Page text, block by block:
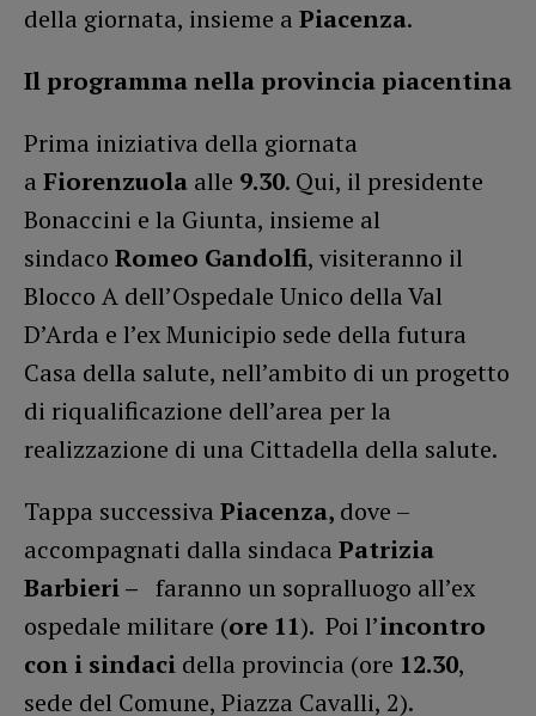
della giornata, insieme a Piacenza.
Il programma nella provincia piacentina
Prima iniziativa della giornata
a Fiorenzuola alle 9.30. Qui, il presidente
Bonaccini e la Giunta, insieme al
sindaco Romeo Gandolfi, visiteranno il
Blocco A dell’Ospedale Unico della Val
D’Arda e l’ex Municipio sede della futura
Casa della salute, nell’ambito di un progetto
di riqualificazione dell’area per la
realizzazione di una Cittadella della salute.
Tappa successiva Piacenza, dove –
accompagnati dalla sindaca Patrizia
Barbieri – faranno un sopralluogo all’ex
ospedale militare (ore 11). Poi l’incontro
con i sindaci della provincia (ore 12.30,
sede del Comune, Piazza Cavalli, 2).